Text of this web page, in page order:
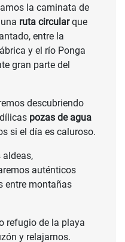
la caminata de
ruta circularque
entre la
y el río Ponga
gran parte del
descubriendo
pozas de agua
si el día es caluroso.
aldeas,
auténticos
entre montañas
refugio de la playa
y relajarnos.